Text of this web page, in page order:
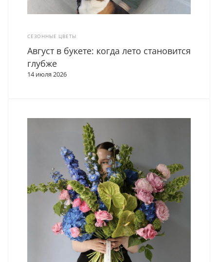
СЕЗОННЫЕ ЦВЕТЫ
14 июля 2026
Август в букете: когда лето становится
глубже